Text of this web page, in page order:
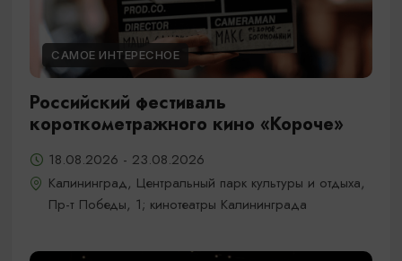
САМОЕ ИНТЕРЕСНОЕ
Российский фестиваль
короткометражного кино «Короче»
18.08.2026 - 23.08.2026
Калининград, Центральный парк культуры и отдыха,
Пр-т Победы, 1; кинотеатры Калининграда